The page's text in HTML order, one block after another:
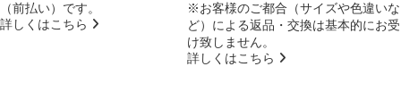
（前払い）です。
詳しくはこちら
※お客様のご都合（サイズや色違いな
ど）による返品・交換は基本的にお受
け致しません。
詳しくはこちら